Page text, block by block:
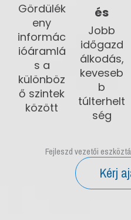
Gördülék
eny
informác
ióáramlá
s a
különböz
ő szintek
között
és
Jobb
időgazd
álkodás,
keveseb
b
túlterhelt
ség
Fejleszd vezetői
Kérj